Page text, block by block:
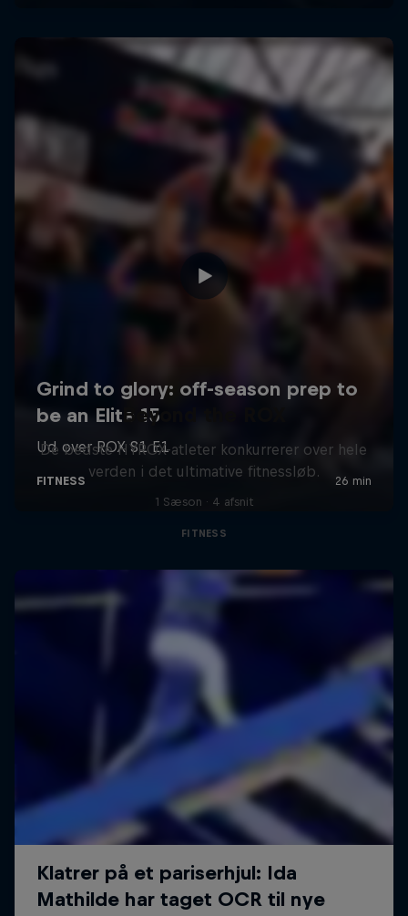
Beyond the ROX
De bedste HYROX-atleter konkurrerer over hele
verden i det ultimative fitnessløb.
1 Sæson · 4 afsnit
FITNESS